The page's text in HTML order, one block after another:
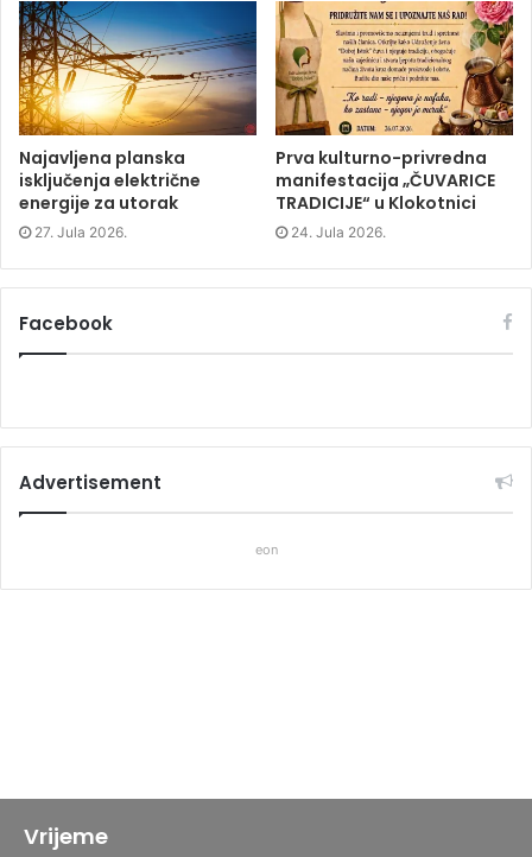
i
n
d
o
w
)
n
d
o
w
)
i
d
o
w
)
Najavljena planska
isključenja električne
energije za utorak
27. Jula 2026.
Prva kulturno-privredna
manifestacija „ČUVARICE
TRADICIJE“ u Klokotnici
24. Jula 2026.
Facebook
Advertisement
eon
Vrijeme